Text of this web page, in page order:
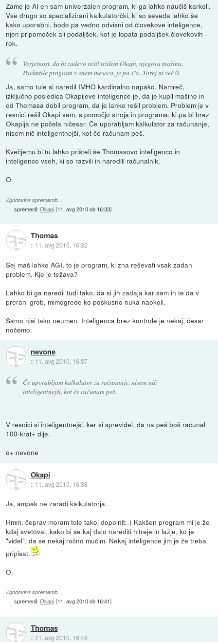
Zame je AI en sam univerzalen program, ki ga lahko naučiš karkoli.
Vse drugo so specializirani kalkulatorčki, ki so seveda lahko še
kako uporabni, bodo pa vedno odvisni od človekove inteligence,
njen pripomoček ali podaljšek, kot je lopata podaljšek človekovih
rok.
Verjetnost, da bi zadevo rešil tridem Okapi, njegova mašina,
Packntile program v enem mesecu, je pa 1%. Torej ni več 0.
Ja, samo tule si naredil IMHO kardinalno napako. Namreč,
izključno posledica Okapijeve inteligence je, da je kupil mašino in
od Thomasa dobil program, da je lahko rešil problem. Problem je v
resnici rešil Okapi sam, s pomočjo stroja in programa, ki pa bi brez
Okapija ne počela ničesar. Če uporabljam kalkulator za računanje,
nisem nič inteligentnejši, kot če računam peš.
Kvečjemu bi tu lahko prišteli še Thomasovo inteligenco in
inteligenco vseh, ki so razvili in naredili računalnik.
O.
Zgodovina sprememb…
spremenil:Okapi(11. avg 2010 ob 16:33)
Thomas
:: 11. avg 2010, 16:32
Sej maš lahko AGI, to je program, ki zna reševati vsak zadan
problem. Kje je težava?
Lahko bi ga naredil tudi tako, da si jih zadaja kar sam in te da v
prerani grob, mimogrede ko poskusno nuka naokoli.
Samo nisi tako neumen. Inteligenca brez kontrole je nekaj, česar
nočemo.
nevone
:: 11. avg 2010, 16:37
Če uporabljam kalkulator za računanje, nisem nič
inteligentnejši, kot če računam peš.
V resnici si inteligentnejši, ker si sprevidel, da na peš boš računal
100-krat+ dlje.
o+ nevone
Okapi
:: 11. avg 2010, 16:38
Ja, ampak ne zaradi kalkulatorja.
Hmm, čeprav moram tole takoj dopolnit:-) Kakšen program mi je že
kdaj svetoval, kako bi se kaj dalo narediti hitreje in lažje, ko je
"videl", da se nekaj ročno mučim. Nekaj inteligence jim je že treba
pripisat.
O.
Zgodovina sprememb…
spremenil:Okapi(11. avg 2010 ob 16:41)
Thomas
:: 11. avg 2010, 16:48